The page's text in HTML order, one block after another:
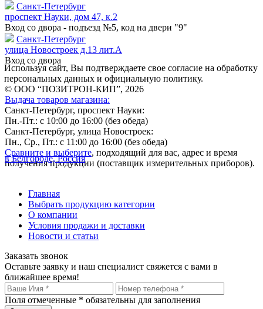
Санкт-Петербург
проспект Науки, дом 47, к.2
Вход со двора - подъезд №5, код на двери "9"
Санкт-Петербург
улица Новостроек д.13 лит.А
Вход со двора
Используя сайт, Вы подтверждаете свое согласие на обработку
персональных данных и официальную политику.
© ООО “ПОЗИТРОН-КИП”, 2026
Выдача товаров магазина:
Санкт-Петербург, проспект Науки:
Пн.-Пт.: с 10:00 до 16:00 (без обеда)
Санкт-Петербург, улица Новостроек:
Пн., Ср., Пт.: с 11:00 до 16:00 (без обеда)
Сравните и выберите, подходящий для вас, адрес и время
получения продукции (поставщик измерительных приборов).
в Белгороде, Россия
Главная
Выбрать продукцию категории
О компании
Условия продажи и доставки
Новости и статьи
Заказать звонок
Оставьте заявку и наш специалист свяжется с вами в
ближайшее время!
Поля отмеченные * обязательны для заполнения